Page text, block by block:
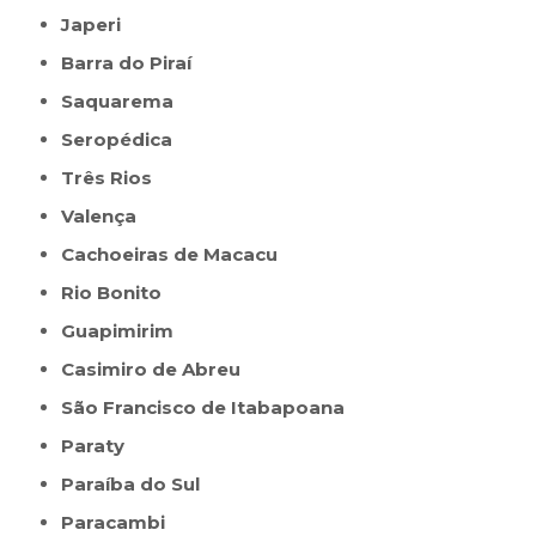
Japeri
Barra do Piraí
Saquarema
Seropédica
Três Rios
Valença
Cachoeiras de Macacu
Rio Bonito
Guapimirim
Casimiro de Abreu
São Francisco de Itabapoana
Paraty
Paraíba do Sul
Paracambi